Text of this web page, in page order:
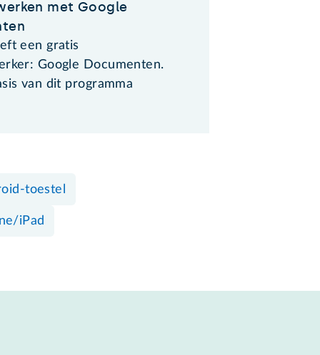
met Google
een gratis
Google Documenten.
van dit programma
toestel
iPad